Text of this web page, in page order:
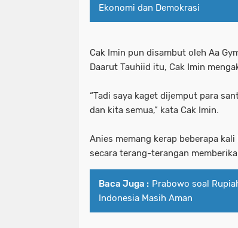
Ekonomi dan Demokrasi
Cak Imin pun disambut oleh Aa
Daarut Tauhiid itu, Cak Imin
“Tadi saya kaget dijemput para
dan kita semua,” kata Cak Imin.
Anies memang kerap beberapa
secara terang-terangan
Baca Juga : Prabowo soal
Indonesia Masih Aman